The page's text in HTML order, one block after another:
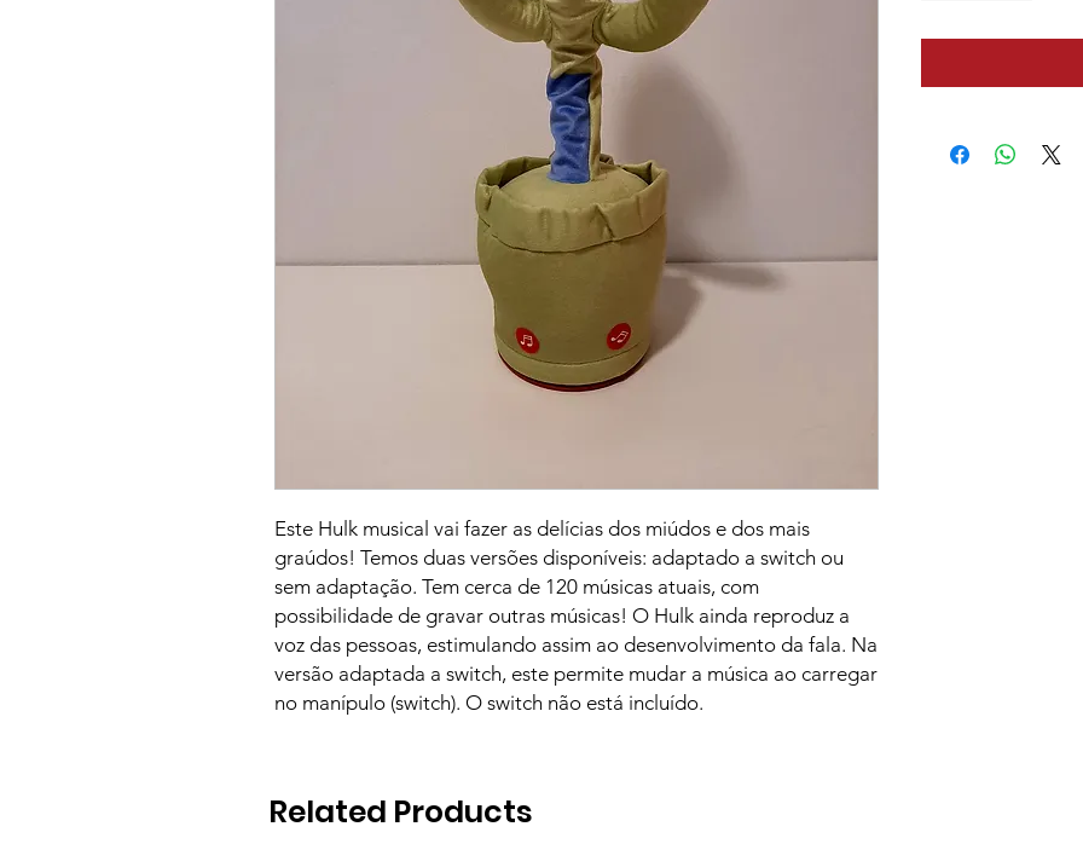
Este Hulk musical vai fazer as delícias dos miúdos e dos mais
graúdos! Temos duas versões disponíveis: adaptado a switch ou
sem adaptação. Tem cerca de 120 músicas atuais, com
possibilidade de gravar outras músicas! O Hulk ainda reproduz a
voz das pessoas, estimulando assim ao desenvolvimento da fala. Na
versão adaptada a switch, este permite mudar a música ao carregar
no manípulo (switch). O switch não está incluído.
Related Products